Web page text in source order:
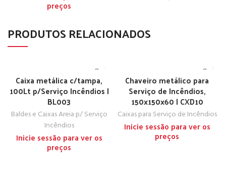
preços
PRODUTOS RELACIONADOS
Caixa metálica c/tampa,
100Lt p/Serviço Incêndios |
BL003
Baldes e Caixas Areia p/ Serviço
Incêndios
Inicie sessão para ver os
preços
Chaveiro metálico para
Serviço de Incêndios,
150x150x60 | CXD10
Caixas para Serviço de Incêndios
Inicie sessão para ver os
preços